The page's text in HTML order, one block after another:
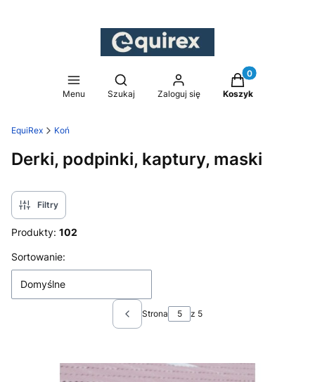
Menu
Otwórz wyszukiwarkę
Szukaj Zaloguj się
Produkty w
Koszyk
EquiRex Koń
Derki, podpinki, kaptury, maski
Filtry
Produkty: 102
Lista produktów
Sortowanie:
Domyślne
Poprzednie produkty
Strona z 5